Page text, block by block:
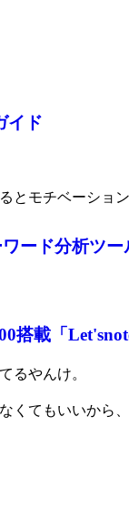
イド
とモチベーショ
ード分析ツ
搭載「
るやんけ。
くてもいいから